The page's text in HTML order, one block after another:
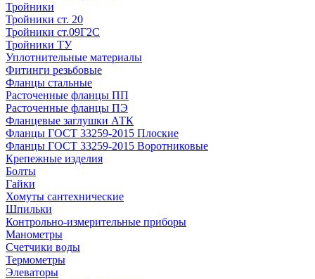
Тройники
Тройники ст. 20
Тройники ст.09Г2С
Тройники ТУ
Уплотнительные материалы
Фитинги резьбовые
Фланцы стальные
Расточенные фланцы ПП
Расточенные фланцы ПЭ
Фланцевые заглушки АТК
Фланцы ГОСТ 33259-2015 Плоские
Фланцы ГОСТ 33259-2015 Воротниковые
Крепежные изделия
Болты
Гайки
Хомуты сантехнические
Шпильки
Контрольно-измерительные приборы
Манометры
Счетчики воды
Термометры
Элеваторы